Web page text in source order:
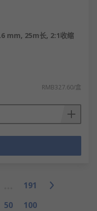
mm, 25m长, 2:1收缩
RMB327.60/盒
191
50 100